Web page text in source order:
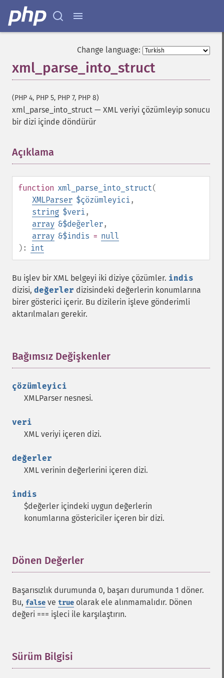
Change language:
xml_parse_into_struct
(PHP 4, PHP 5, PHP 7, PHP 8)
xml_parse_into_struct — XML veriyi çözümleyip sonucu
bir dizi içinde döndürür
Açıklama
function xml_parse_into_struct(
XMLParser $çözümleyici,
string $veri,
array &$değerler,
array &$indis = null
):
int
Bu işlev bir XML belgeyi iki diziye çözümler. indis
dizisi, değerler dizisindeki değerlerin konumlarına
birer gösterici içerir. Bu dizilerin işleve gönderimli
aktarılmaları gerekir.
Bağımsız Değişkenler
çözümleyici
XMLParser nesnesi.
veri
XML veriyi içeren dizi.
değerler
XML verinin değerlerini içeren dizi.
indis
$değerler içindeki uygun değerlerin
konumlarına göstericiler içeren bir dizi.
Dönen Değerler
Başarısızlık durumunda 0, başarı durumunda 1 döner.
Bu, false ve true olarak ele alınmamalıdır. Dönen
değeri === işleci ile karşılaştırın.
Sürüm Bilgisi